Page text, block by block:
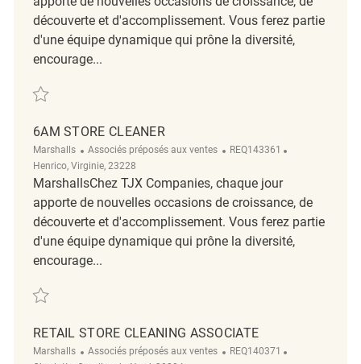
découverte et d'accomplissement. Vous ferez partie
d'une équipe dynamique qui prône la diversité,
encourage...
Sauvegarder Store Cleaner REQ51021
6AM STORE CLEANER
Marshalls Catégorie
Associés préposés aux ventes ReqId
REQ143361
Henrico, Virginie, 23228
MarshallsChez TJX Companies, chaque jour
apporte de nouvelles occasions de croissance, de
découverte et d'accomplissement. Vous ferez partie
d'une équipe dynamique qui prône la diversité,
encourage...
Sauvegarder 6am Store Cleaner REQ143361
RETAIL STORE CLEANING ASSOCIATE
Marshalls Catégorie
Associés préposés aux ventes ReqId
REQ140371